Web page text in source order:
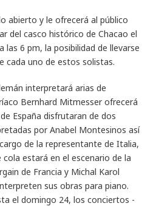
abierto y le ofrecerá al público
del casco histórico de Chacao el
las 6 pm, la posibilidad de llevarse
cada uno de estos solistas.
interpretará arias de
Bernhard Mitmesser ofrecerá
España disfrutaran de dos
por Anabel Montesinos así
de la representante de Italia,
cola estará en el escenario de la
de Francia y Michal Karol
sus obras para piano.
el domingo 24, los conciertos -